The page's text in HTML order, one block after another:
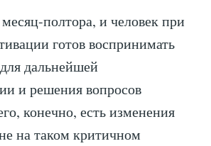
полтора, и человек при
готов воспринимать
дальнейшей
и решения вопросов
конечно, есть изменения
на таком критичном